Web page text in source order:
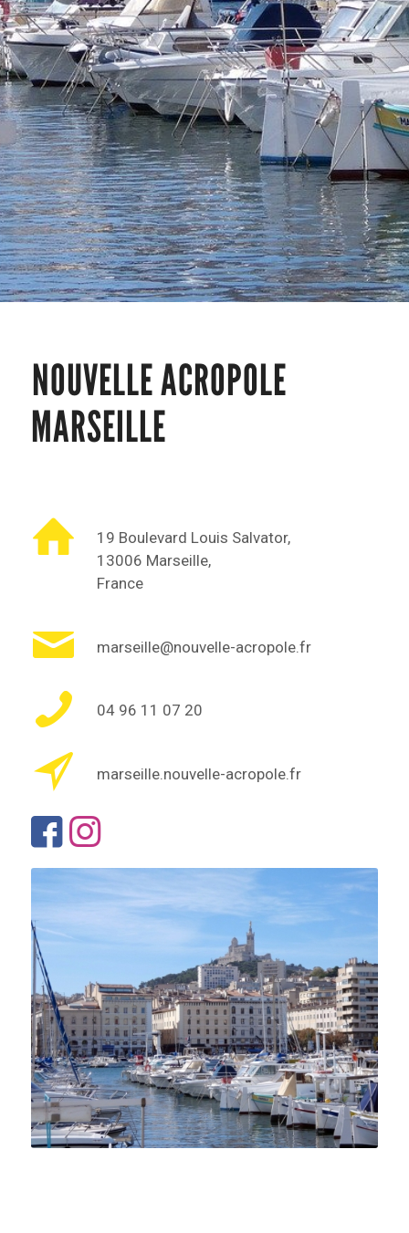
NOUVELLE ACROPOLE
MARSEILLE
19 Boulevard Louis Salvator,
13006 Marseille,
France
marseille@nouvelle-acropole.fr
04 96 11 07 20
marseille.nouvelle-acropole.fr